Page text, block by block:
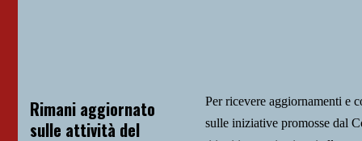
Rimani aggiornato
sulle attività del
Per ricevere aggiornamenti e
sulle iniziative promosse dal